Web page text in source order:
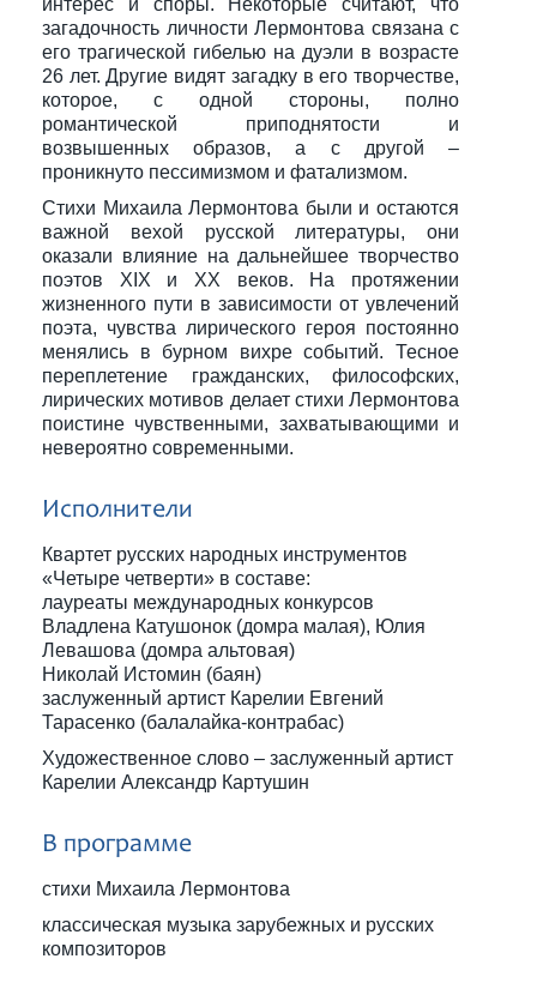
интерес и споры. Некоторые считают, что
загадочность личности Лермонтова связана с
его трагической гибелью на дуэли в возрасте
26 лет. Другие видят загадку в его творчестве,
которое, с одной стороны, полно
романтической приподнятости и
возвышенных образов, а с другой –
проникнуто пессимизмом и фатализмом.
Стихи Михаила Лермонтова были и остаются
важной вехой русской литературы, они
оказали влияние на дальнейшее творчество
поэтов XIX и XX веков. На протяжении
жизненного пути в зависимости от увлечений
поэта, чувства лирического героя постоянно
менялись в бурном вихре событий. Тесное
переплетение гражданских, философских,
лирических мотивов делает стихи Лермонтова
поистине чувственными, захватывающими и
невероятно современными.
Исполнители
Квартет русских народных инструментов
«Четыре четверти» в составе:
лауреаты международных конкурсов
Владлена Катушонок (домра малая), Юлия
Левашова (домра альтовая)
Николай Истомин (баян)
заслуженный артист Карелии Евгений
Тарасенко (балалайка-контрабас)
Художественное слово – заслуженный артист
Карелии Александр Картушин
В программе
стихи Михаила Лермонтова
классическая музыка зарубежных и русских
композиторов